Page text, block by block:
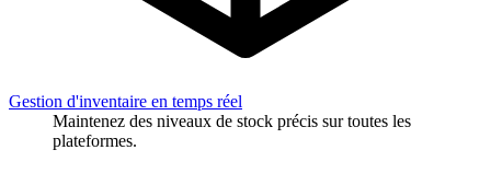
Gestion d'inventaire en temps réel
Maintenez des niveaux de stock précis sur toutes les
plateformes.